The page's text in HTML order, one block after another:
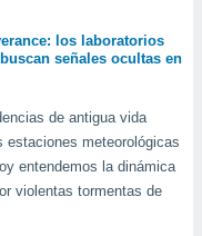
los laboratorios
señales ocultas en
de antigua vida
estaciones meteorológicas
entendemos la dinámica
violentas tormentas de